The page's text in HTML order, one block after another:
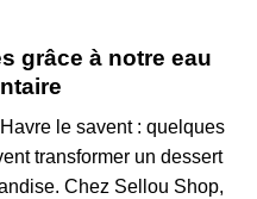
grâce à notre eau
le savent : quelques
transformer un dessert
Chez Sellou Shop,